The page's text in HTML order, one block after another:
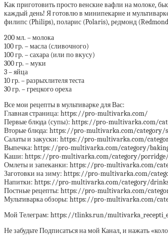
Как приготовить просто венские вафли на молоке,
каждый день! Я готовлю в минипекарне и
филипс (Philips), поларис (Polaris), редмонд
200 мл. – молока
100 гр. – масла (сливочного)
100 гр. – сахара (или по вкусу)
300 гр. – муки
3 – яйца
10 гр. – разрыхлителя теста
30 гр. – грецкого ореха
Все мои рецепты в мультиварке для Вас:
Главная страница: https://pro-multivarka.com/
Первые блюда (супы): https://pro-multivarka.com/
Вторые блюда: https://pro-multivarka.com/category/
Салаты и закуски: https://pro-multivarka.com/
Выпечка: https://pro-multivarka.com/category/
Каши: https://pro-multivarka.com/category/porridge/
Омлеты и запеканки: https://pro-multivarka.com/
Заготовки на зиму: https://pro-multivarka.com/
Напитки: https://pro-multivarka.com/category/
Постные рецепты: https://pro-multivarka.com/
Мультиварка обзоры: https://pro-multivarka.com/
Мой Телеграм: https://tlinks.run/
Не забудьте Подписаться на мой Канал, и нажать